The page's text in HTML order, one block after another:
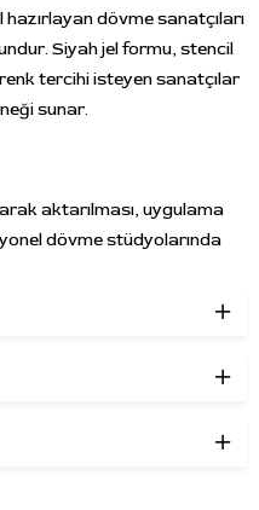
dövme sanatçıları
Siyah jel formu, stencil
renk tercihi isteyen sanatçılar
sunar.
aktarılması, uygulama
dövme stüdyolarında
edilebilir.